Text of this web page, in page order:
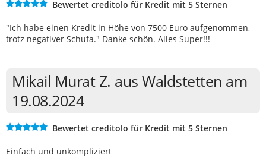
Bewertet creditolo für Kredit mit 5 Sternen
"Ich habe einen Kredit in Höhe von 7500 Euro aufgenommen,
trotz negativer Schufa." Danke schön. Alles Super!!!
Mikail Murat Z. aus Waldstetten am
19.08.2024
Bewertet creditolo für Kredit mit 5 Sternen
Einfach und unkompliziert